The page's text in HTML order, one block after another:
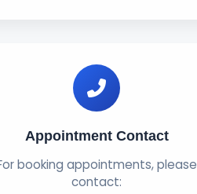
Appointment Contact
booking appointments, please
contact: